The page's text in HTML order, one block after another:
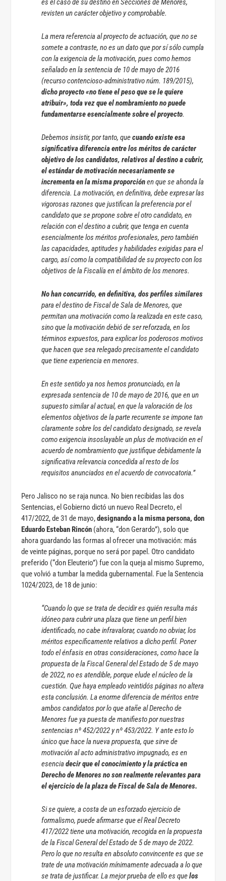
revisten un carácter objetivo y comprobable.
La mera referencia al proyecto de actuación, que no se
somete a contraste, no es un dato que por sí sólo cumpla
con la exigencia de la motivación, pues como hemos
señalado en la sentencia de 10 de mayo de 2016
(recurso contencioso-administrativo núm. 189/2015),
dicho proyecto «no tiene el peso que se le quiere
atribuir», toda vez que el nombramiento no puede
fundamentarse esencialmente sobre el proyecto.
Debemos insistir, por tanto, quecuando existe esa
significativa diferencia entre los méritos de carácter
objetivo de los candidatos, relativos al destino a cubrir,
el estándar de motivación necesariamente se
incrementa en la misma proporciónen que se ahonda la
diferencia. La motivación, en definitiva, debe expresar las
vigorosas razones que justifican la preferencia por el
candidato que se propone sobre el otro candidato, en
relación con el destino a cubrir, que tenga en cuenta
esencialmente los méritos profesionales, pero también
las capacidades, aptitudes y habilidades exigidas para el
cargo, así como la compatibilidad de su proyecto con los
objetivos de la Fiscalía en el ámbito de los menores.
No han concurrido, en definitiva, dos perfiles similares
para el destino de Fiscal de Sala de Menores, que
permitan una motivación como la realizada en este caso,
sino que la motivación debió de ser reforzada, en los
términos expuestos, para explicar los poderosos motivos
que hacen que sea relegado precisamente el candidato
que tiene experiencia en menores.
En este sentido ya nos hemos pronunciado, en la
expresada sentencia de 10 de mayo de 2016, que en un
supuesto similar al actual, en que la valoración de los
elementos objetivos de la parte recurrente se impone tan
claramente sobre los del candidato designado, se revela
como exigencia insoslayable un plus de motivación en el
acuerdo de nombramiento que justifique debidamente la
significativa relevancia concedida al resto de los
requisitos anunciados en el acuerdo de convocatoria.”
Pero Jalisco no se raja nunca. No bien recibidas las dos
Sentencias, el Gobierno dictó un nuevo Real Decreto, el
417/2022, de 31 de mayo,designando a la misma persona, don
Eduardo Esteban Rincón (ahora, “don Gerardo”), solo que
ahora guardando las formas al ofrecer una motivación: más
de veinte páginas, porque no será por papel. Otro candidato
preferido (“don Eleuterio”) fue con la queja al mismo Supremo,
que volvió a tumbar la medida gubernamental. Fue la Sentencia
1024/2023, de 18 de junio:
“Cuando lo que se trata de decidir es quién resulta más
idóneo para cubrir una plaza que tiene un perfil bien
identificado, no cabe infravalorar, cuando no obviar, los
méritos específicamente relativos a dicho perfil. Poner
todo el énfasis en otras consideraciones, como hace la
propuesta de la Fiscal General del Estado de 5 de mayo
de 2022, no es atendible, porque elude el núcleo de la
cuestión. Que haya empleado veintidós páginas no altera
esta conclusión. La enorme diferencia de méritos entre
ambos candidatos por lo que atañe al Derecho de
Menores fue ya puesta de manifiesto por nuestras
sentencias nº 452/2022 y nº 453/2022. Y ante esto lo
único que hace la nueva propuesta, que sirve de
motivación al acto administrativo impugnado, es en
esenciadecir que el conocimiento y la práctica en
Derecho de Menores no son realmente relevantes para
el ejercicio de la plaza de Fiscal de Sala de Menores.
Si se quiere, a costa de un esforzado ejercicio de
formalismo, puede afirmarse que el Real Decreto
417/2022 tiene una motivación, recogida en la propuesta
de la Fiscal General del Estado de 5 de mayo de 2022.
Pero lo que no resulta en absoluto convincente es que se
trate de una motivación mínimamente adecuada a lo que
se trata de justificar. La mejor prueba de ello es quelos